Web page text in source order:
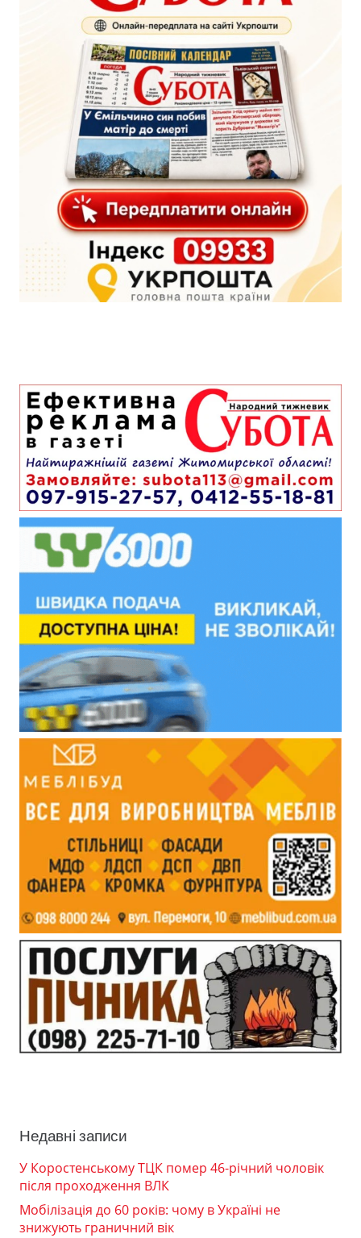
Недавні записи
У Коростенському ТЦК помер 46-річний чоловік
після проходження ВЛК
Мобілізація до 60 років: чому в Україні не
знижують граничний вік